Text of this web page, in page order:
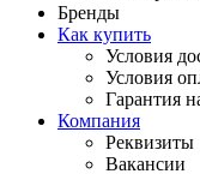
Бренды
Как купить
Условия
Условия
Гарантия
Компания
Реквизиты
Вакансии